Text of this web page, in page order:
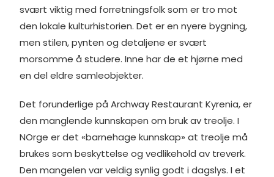
svært viktig med forretningsfolk som er tro mot
den lokale kulturhistorien. Det er en nyere bygning,
men stilen, pynten og detaljene er svært
morsomme å studere. Inne har de et hjørne med
en del eldre samleobjekter.
Det forunderlige på Archway Restaurant Kyrenia, er
den manglende kunnskapen om bruk av treolje. I
NOrge er det «barnehage kunnskap» at treolje må
brukes som beskyttelse og vedlikehold av treverk.
Den mangelen var veldig synlig godt i dagslys. I et